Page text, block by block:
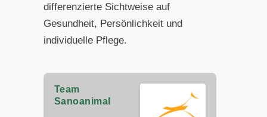
differenzierte Sichtweise auf
Gesundheit, Persönlichkeit und
individuelle Pflege.
Team
Sanoanimal